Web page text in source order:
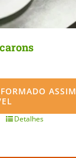
ASSIM
Detalhes